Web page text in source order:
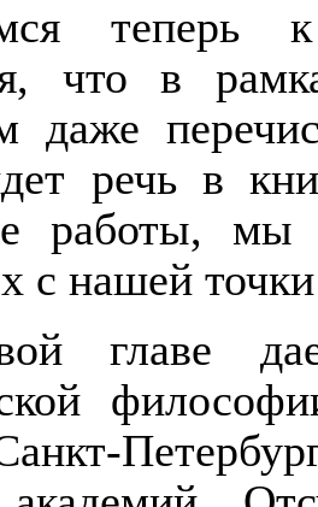
теперь
что в
даже
речь в
работы, мы
с нашей
главе